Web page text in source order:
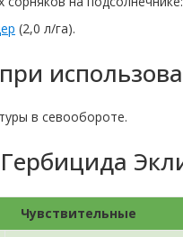
(2,0 л/га).
в севообороте.
Чувствительные